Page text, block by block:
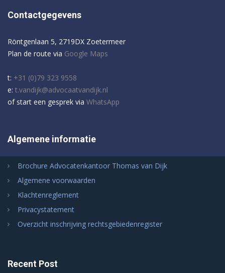
Contactgegevens
Röntgenlaan 5, 2719DX Zoetermeer
Plan de route via Google Maps
t: +31 (0)79 323 9558
e: t.vandijk@advocaatvandijk.nl
of start een gesprek via WhatsApp
Algemene informatie
Brochure Advocatenkantoor Thomas van Dijk
Algemene voorwaarden
Klachtenreglement
Privacystatement
Overzicht inschrijving rechtsgebiedenregister
Recent Post